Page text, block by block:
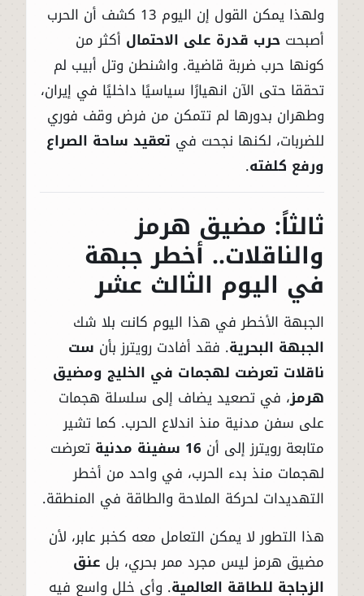
ولهذا يمكن القول إن اليوم 13 كشف أن الحرب
أصبحت حرب قدرة على الاحتمال أكثر من
كونها حرب ضربة قاضية. واشنطن وتل أبيب لم
تحققا حتى الآن انهيارًا سياسيًا داخليًا في إيران،
وطهران بدورها لم تتمكن من فرض وقف فوري
للضربات، لكنها نجحت في تعقيد ساحة الصراع
ورفع كلفته.
ثالثاً: مضيق هرمز
والناقلات.. أخطر جبهة
في اليوم الثالث عشر
الجبهة الأخطر في هذا اليوم كانت بلا شك
الجبهة البحرية. فقد أفادت رويترز بأن ست
ناقلات تعرضت لهجمات في الخليج ومضيق
هرمز، في تصعيد يضاف إلى سلسلة هجمات
على سفن مدنية منذ اندلاع الحرب. كما تشير
متابعة رويترز إلى أن 16 سفينة مدنية
تعرضت
لهجمات منذ بدء الحرب، في واحد من أخطر
التهديدات لحركة الملاحة والطاقة في المنطقة.
هذا التطور لا يمكن التعامل معه كخبر عابر، لأن
مضيق هرمز ليس مجرد ممر بحري، بل عنق
الزجاجة للطاقة العالمية. وأي خلل واسع فيه